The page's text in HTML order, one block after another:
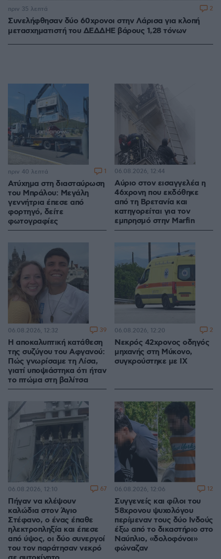
Συνελήφθησαν δύο 60χρονοι στην Λάρισα για κλοπή
μετασχηματιστή του ΔΕΔΔΗΕ βάρους 1,28 τόνων
πριν 35 λεπτά 2
Ατύχημα στη διασταύρωση
του Μπράλου: Μεγάλη
γεννήτρια έπεσε από
φορτηγό, δείτε
φωτογραφίες
πριν 40 λεπτά 1
Αύριο στον εισαγγελέα η
46χρονη που εκδόθηκε
από τη Βρετανία και
κατηγορείται για τον
εμπρησμό στην Marfin
06.08.2026, 12:44
Η αποκαλυπτική κατάθεση
της συζύγου του Αφγανού:
Πώς γνωρίσαμε τη Λίσα,
γιατί υποψιάστηκα ότι ήταν
το πτώμα στη βαλίτσα
06.08.2026, 12:32 39
Νεκρός 42χρονος οδηγός
μηχανής στη Μύκονο,
συγκρούστηκε με ΙΧ
06.08.2026, 12:20 2
Πήγαν να κλέψουν
καλώδια στον Άγιο
Στέφανο, ο ένας έπαθε
ηλεκτροπληξία και έπεσε
από ύψος, οι δύο συνεργοί
του τον παράτησαν νεκρό
06.08.2026, 12:10 67
Συγγενείς και φίλοι του
58χρονου ψυχολόγου
περίμεναν τους δύο Ινδούς
έξω από το δικαστήριο στο
Ναύπλιο, «δολοφόνοι»
φώναζαν
06.08.2026, 12:06 12